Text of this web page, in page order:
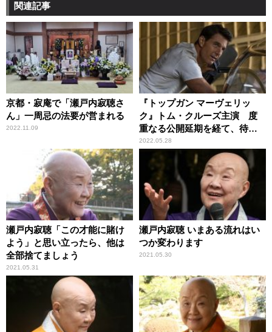
関連記事
京都・寂庵で「瀬戸内寂聴さ
ん」一周忌の法要が営まれる
2022.11.09
『トップガン マーヴェリッ
ク』トム・クルーズ主演 度
重なる公開延期を経て、待望
のスクリーンへ
2022.05.28
瀬戸内寂聴「この才能に賭け
よう」と思い立ったら、他は
全部捨てましょう
2021.05.31
瀬戸内寂聴 いまある流れはい
つか変わります
2021.05.30